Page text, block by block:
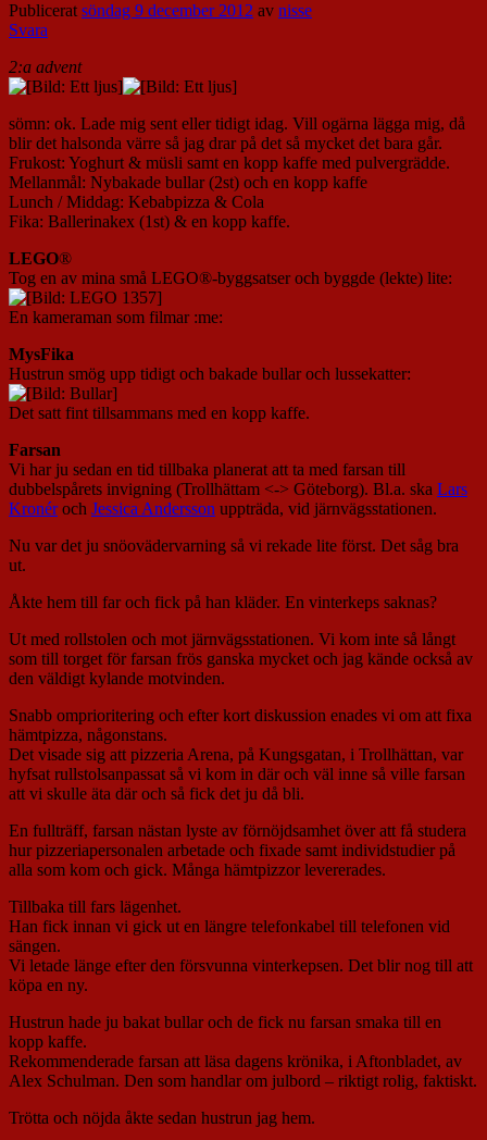
Publicerat söndag 9 december 2012 av nisse
Svara
2:a advent
sömn: ok. Lade mig sent eller tidigt idag. Vill ogärna lägga mig, då
blir det halsonda värre så jag drar på det så mycket det bara går.
Frukost: Yoghurt & müsli samt en kopp kaffe med pulvergrädde.
Mellanmål: Nybakade bullar (2st) och en kopp kaffe
Lunch / Middag: Kebabpizza & Cola
Fika: Ballerinakex (1st) & en kopp kaffe.
LEGO®
Tog en av mina små LEGO®-byggsatser och byggde (lekte) lite:
En kameraman som filmar :me:
MysFika
Hustrun smög upp tidigt och bakade bullar och lussekatter:
Det satt fint tillsammans med en kopp kaffe.
Farsan
Vi har ju sedan en tid tillbaka planerat att ta med farsan till
dubbelspårets invigning (Trollhättam <-> Göteborg). Bl.a. ska Lars
Kronéroch Jessica Andersson uppträda, vid järnvägsstationen.
Nu var det ju snöovädervarning så vi rekade lite först. Det såg bra
ut.
Åkte hem till far och fick på han kläder. En vinterkeps saknas?
Ut med rollstolen och mot järnvägsstationen. Vi kom inte så långt
som till torget för farsan frös ganska mycket och jag kände också av
den väldigt kylande motvinden.
Snabb omprioritering och efter kort diskussion enades vi om att fixa
hämtpizza, någonstans.
Det visade sig att pizzeria Arena, på Kungsgatan, i Trollhättan, var
hyfsat rullstolsanpassat så vi kom in där och väl inne så ville farsan
att vi skulle äta där och så fick det ju då bli.
En fullträff, farsan nästan lyste av förnöjdsamhet över att få studera
hur pizzeriapersonalen arbetade och fixade samt individstudier på
alla som kom och gick. Många hämtpizzor levererades.
Tillbaka till fars lägenhet.
Han fick innan vi gick ut en längre telefonkabel till telefonen vid
sängen.
Vi letade länge efter den försvunna vinterkepsen. Det blir nog till att
köpa en ny.
Hustrun hade ju bakat bullar och de fick nu farsan smaka till en
kopp kaffe.
Rekommenderade farsan att läsa dagens krönika, i Aftonbladet, av
Alex Schulman. Den som handlar om julbord – riktigt rolig, faktiskt.
Trötta och nöjda åkte sedan hustrun jag hem.